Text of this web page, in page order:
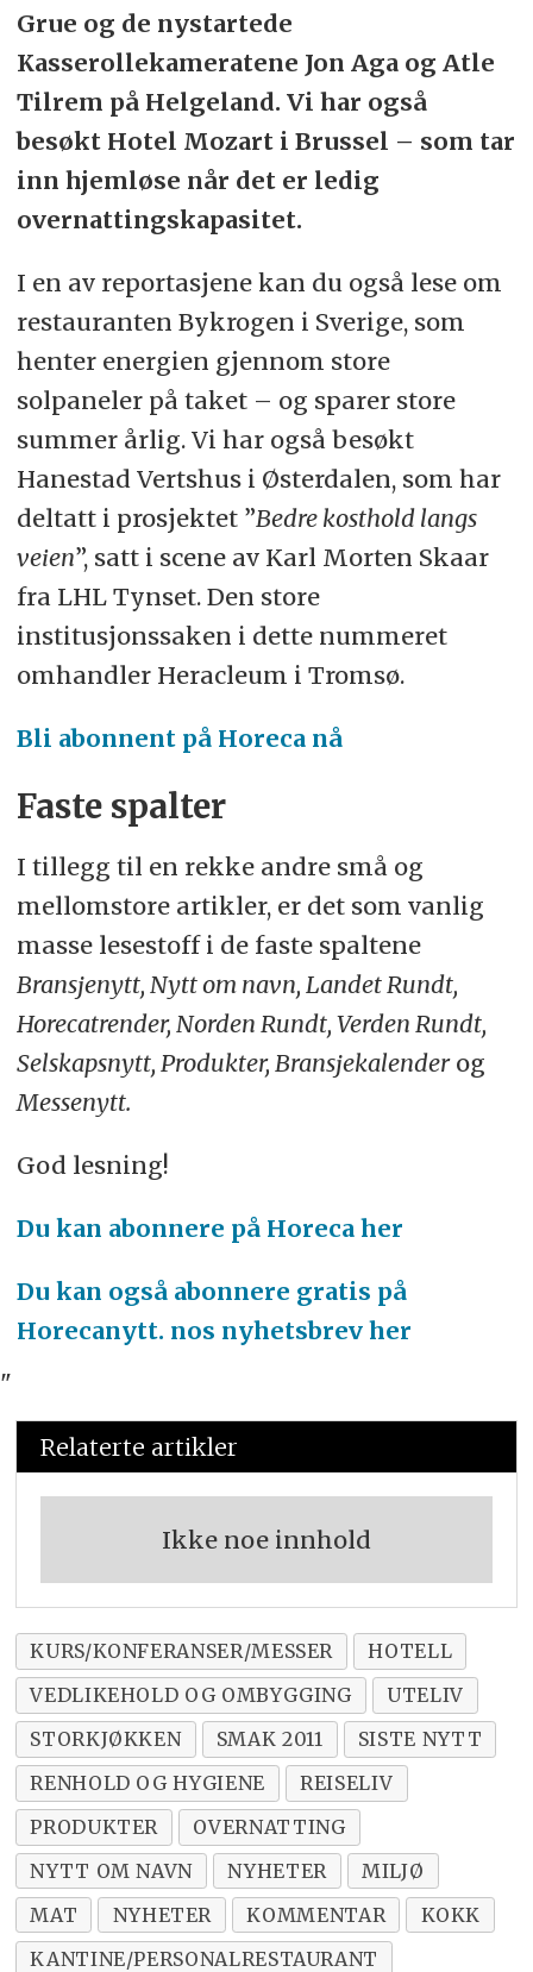
Grue og de nystartede
Kasserollekameratene Jon Aga og Atle
Tilrem på Helgeland. Vi har også
besøkt Hotel Mozart i Brussel – som tar
inn hjemløse når det er ledig
overnattingskapasitet.
I en av reportasjene kan du også lese om
restauranten Bykrogen i Sverige, som
henter energien gjennom store
solpaneler på taket – og sparer store
summer årlig. Vi har også besøkt
Hanestad Vertshus i Østerdalen, som har
deltatt i prosjektet ”Bedre kosthold langs
veien”, satt i scene av Karl Morten Skaar
fra LHL Tynset. Den store
institusjonssaken i dette nummeret
omhandler Heracleum i Tromsø.
Bli abonnent på Horeca nå
Faste spalter
I tillegg til en rekke andre små og
mellomstore artikler, er det som vanlig
masse lesestoff i de faste spaltene
Bransjenytt, Nytt om navn, Landet Rundt,
Horecatrender, Norden Rundt, Verden Rundt,
Selskapsnytt, Produkter, Bransjekalenderog
Messenytt.
God lesning!
Du kan abonnere på Horeca her
Du kan også abonnere gratis på
Horecanytt. nos nyhetsbrev her
"
Relaterte artikler
Ikke noe innhold
KURS/KONFERANSER/MESSER
HOTELL
VEDLIKEHOLD OG OMBYGGING
UTELIV
STORKJØKKEN
SMAK 2011
SISTE NYTT
RENHOLD OG HYGIENE
REISELIV
PRODUKTER
OVERNATTING
NYTT OM NAVN
NYHETER
MILJØ
MAT
NYHETER KOMMENTAR
KOKK
KANTINE/PERSONALRESTAURANT